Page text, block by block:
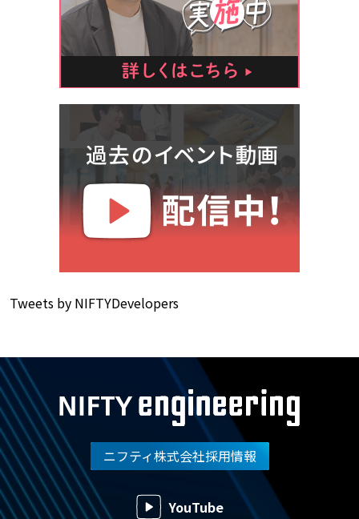
Tweets by NIFTYDevelopers
ニフティ株式会社採用情報
YouTube